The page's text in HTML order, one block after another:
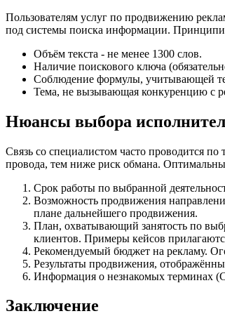
Пользователям услуг по продвижению
под системы поиска информации.
Объём текста - не менее 1300 слов.
Наличие поискового ключа
Соблюдение формулы, учитывающей
Тема, не вызывающая конкуренцию с
Нюансы выбора
Связь со специалистом часто проводится
провода, тем ниже риск обмана.
Срок работы по выбранной
Возможность продвижения
плане дальнейшего продвижения.
План, охватывающий занятость по
клиентов. Примеры кейсов
Рекомендуемый бюджет на рекламу.
Результаты продвижения,
Информация о незнакомых терминах
Заключение